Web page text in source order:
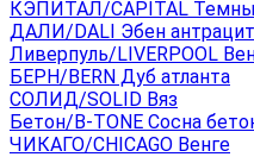
КЭПИТАЛ/CAPITAL
ДАЛИ/DALI Эбен антрацит
Ливерпуль/LIVERPOOL
БЕРН/BERN Дуб атланта
СОЛИД/SOLID Вяз
Бетон/B-TONE Сосна
ЧИКАГО/CHICAGO Венге